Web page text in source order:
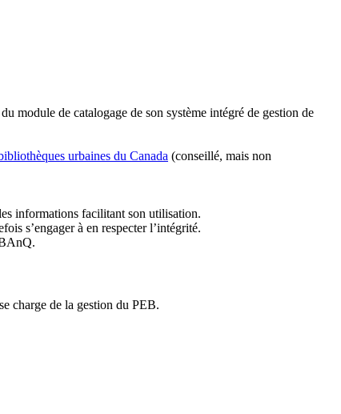
module de catalogage de son système intégré de gestion de
urbaines du Canada (conseillé, mais non
informations facilitant son utilisation.
s’engager à en respecter l’intégrité.
charge de la gestion du PEB.